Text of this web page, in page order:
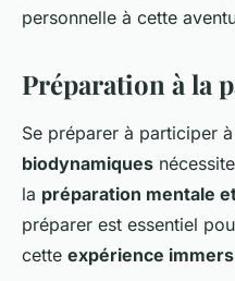
personnelle à cette
Préparation à la
Se préparer à participer
biodynamiques
la préparation mentale
préparer est essentiel
cette expérience